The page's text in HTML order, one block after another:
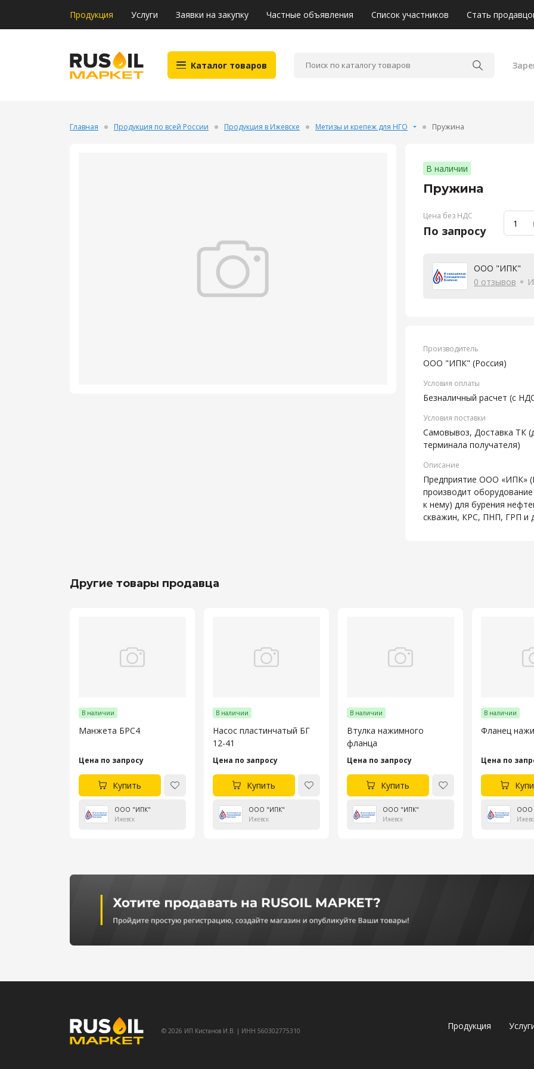
Продукция Услуги Заявки на закупку Частные объявления Список участников Стать
Каталог товаров
Главная Продукция по всей России Продукция в Ижевске Метизы и крепеж для НГО Пружина
В наличии
Пружина
Цена без НДС
По запросу
ООО "ИПК"
0 отзывов
Производитель
ООО "ИПК" (Россия)
Условия оплаты
Безналичный расчет (с
Условия поставки
Самовывоз, Доставка ТК
терминала получателя)
Описание
Предприятие ООО «ИПК»
производит
к нему) для бурения
скважин, КРС, ПНП, ГРП и
Другие товары продавца
В наличии
Манжета БРС4
Цена по запросу
Купить
ООО "ИПК"
Ижевск
В наличии
Насос пластинчатый БГ
12-41
Цена по запросу
Купить
ООО "ИПК"
Ижевск
В наличии
Втулка нажимного
фланца
Цена по запросу
Купить
ООО "ИПК"
Ижевск
В наличии
Фланец
Цена по
ООО
© 2026 ИП Кистанов И.В. | ИНН 560302775310 Продукция